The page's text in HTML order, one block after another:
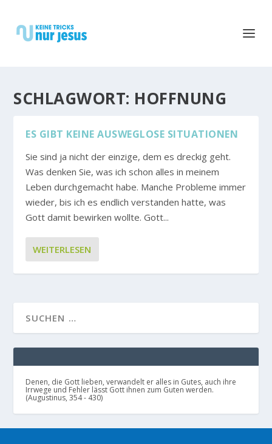
SCHLAGWORT: HOFFNUNG
ES GIBT KEINE AUSWEGLOSE SITUATIONEN
Sie sind ja nicht der einzige, dem es dreckig geht.
Was denken Sie, was ich schon alles in meinem
Leben durchgemacht habe. Manche Probleme immer
wieder, bis ich es endlich verstanden hatte, was
Gott damit bewirken wollte. Gott...
WEITERLESEN
Denen, die Gott lieben, verwandelt er alles in Gutes, auch ihre
Irrwege und Fehler lässt Gott ihnen zum Guten werden.
(Augustinus, 354 - 430)